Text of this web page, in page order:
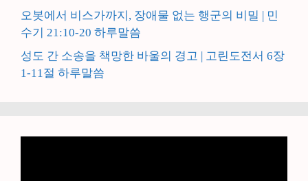
오봇에서 비스가까지, 장애물 없는 행군의 비밀 | 민
수기 21:10-20 하루말씀
성도 간 소송을 책망한 바울의 경고 | 고린도전서 6장
1-11절 하루말씀